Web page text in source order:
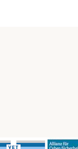
Security